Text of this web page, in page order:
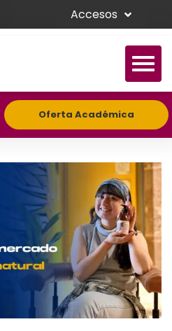
Accesos
Oferta Académica